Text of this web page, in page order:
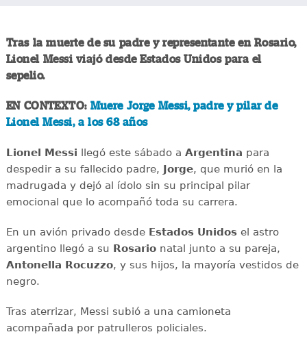
Tras la muerte de su padre y representante en Rosario,
Lionel Messiviajó desde Estados Unidos para el
sepelio.
EN CONTEXTO: Muere Jorge Messi, padre y pilar de
Lionel Messi, a los 68 años
Lionel Messi llegó este sábado a Argentina para
despedir a su fallecido padre, Jorge, que murió en la
madrugada y dejó al ídolo sin su principal pilar
emocional que lo acompañó toda su carrera.
En un avión privado desdeEstados Unidosel astro
argentino llegó a su Rosarionatal junto a su pareja,
Antonella Rocuzzo, y sus hijos, la mayoría vestidos de
negro.
Tras aterrizar, Messi subió a una camioneta
acompañada por patrulleros policiales.